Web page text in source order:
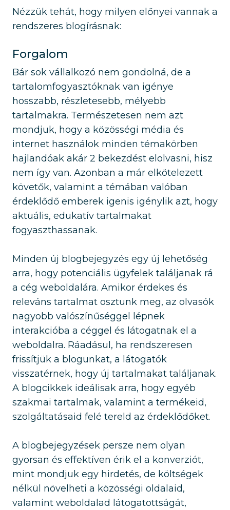
Nézzük tehát, hogy milyen előnyei vannak a
rendszeres blogírásnak:
Forgalom
Bár sok vállalkozó nem gondolná, de a
tartalomfogyasztóknak van igénye
hosszabb, részletesebb, mélyebb
tartalmakra. Természetesen nem azt
mondjuk, hogy a közösségi média és
internet használok minden témakörben
hajlandóak akár 2 bekezdést elolvasni, hisz
nem így van. Azonban a már elkötelezett
követők, valamint a témában valóban
érdeklődő emberek igenis igénylik azt, hogy
aktuális, edukatív tartalmakat
fogyaszthassanak.
Minden új blogbejegyzés egy új lehetőség
arra, hogy potenciális ügyfelek találjanak rá
a cég weboldalára. Amikor érdekes és
releváns tartalmat osztunk meg, az olvasók
nagyobb valószínűséggel lépnek
interakcióba a céggel és látogatnak el a
weboldalra. Ráadásul, ha rendszeresen
frissítjük a blogunkat, a látogatók
visszatérnek, hogy új tartalmakat találjanak.
A blogcikkek ideálisak arra, hogy egyéb
szakmai tartalmak, valamint a termékeid,
szolgáltatásaid felé tereld az érdeklődőket.
A blogbejegyzések persze nem olyan
gyorsan és effektíven érik el a konverziót,
mint mondjuk egy hirdetés, de költségek
nélkül növelheti a közösségi oldalaid,
valamint weboldalad látogatottságát,